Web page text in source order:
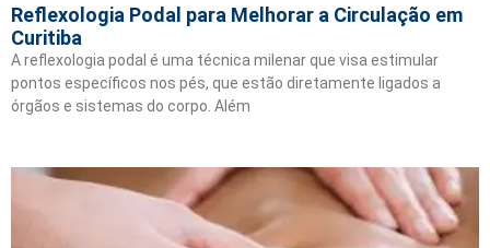
Reflexologia Podal para Melhorar a Circulação em
Curitiba
A reflexologia podal é uma técnica milenar que visa estimular
pontos específicos nos pés, que estão diretamente ligados a
órgãos e sistemas do corpo. Além